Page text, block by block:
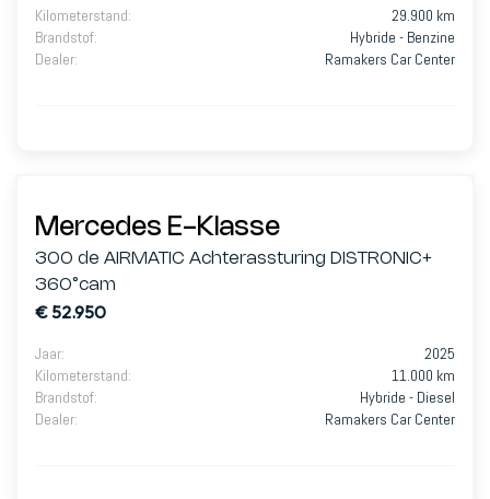
Kilometerstand:
29.900 km
Brandstof:
Hybride - Benzine
Dealer: Ramakers Car Center
Mercedes E-Klasse
300 de AIRMATIC Achterassturing DISTRONIC+
360°cam
€ 52.950
Jaar:
2025
Kilometerstand:
11.000 km
Brandstof:
Hybride - Diesel
Dealer: Ramakers Car Center